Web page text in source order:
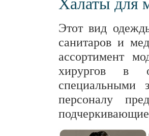
Халаты для
Этот вид
санитаров и
ассортимент
хирургов в
специальными
персоналу